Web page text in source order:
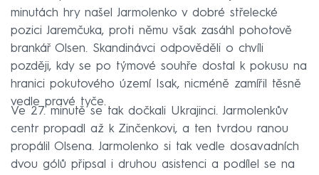
minutách hry našel Jarmolenko v dobré střelecké
pozici Jaremčuka, proti němu však zasáhl pohotově
brankář Olsen. Skandinávci odpověděli o chvíli
později, kdy se po týmové souhře dostal k pokusu na
hranici pokutového území Isak, nicméně zamířil těsně
vedle pravé tyče.
Ve 27. minutě se tak dočkali Ukrajinci. Jarmolenkův
centr propadl až k Zinčenkovi, a ten tvrdou ranou
propálil Olsena. Jarmolenko si tak vedle dosavadních
dvou gólů připsal i druhou asistenci a podílel se na